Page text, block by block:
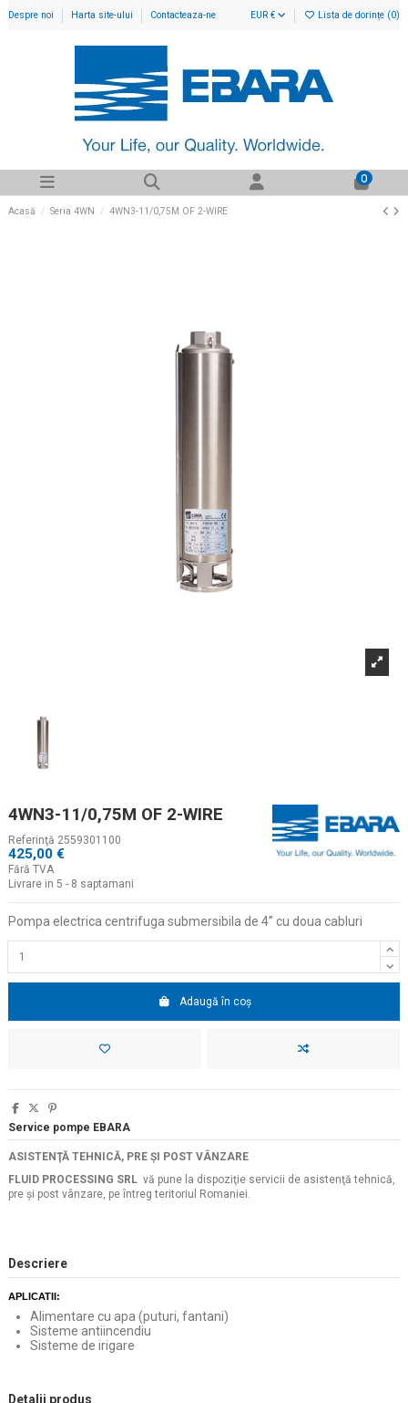
Despre noi Harta site-ului Contacteaza-ne EUR € Lista de dorințe (0)
0
Acasă Seria 4WN 4WN3-11/0,75M OF 2-WIRE
4WN3-11/0,75M OF 2-WIRE
Referinţă 2559301100
425,00 €
Fără TVA
Livrare in 5 - 8 saptamani
Pompa electrica centrifuga submersibila de 4” cu doua cabluri
Adaugă în coș
Service pompe EBARA
ASISTENŢĂ TEHNICĂ, PRE ŞI POST VÂNZARE
FLUID PROCESSING SRL vă pune la dispoziţie servicii de asistenţă tehnică,
pre şi post vânzare, pe întreg teritoriul Romaniei.
Descriere
APLICATII:
Alimentare cu apa (puturi, fantani)
Sisteme antiincendiu
Sisteme de irigare
Detalii produs